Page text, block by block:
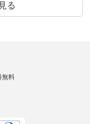
る
無料